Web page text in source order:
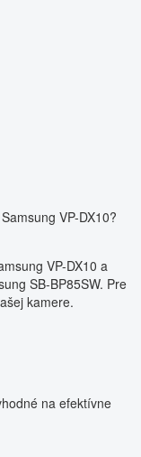
VP-DX10?
VP-DX10 a
SB-BP85SW. Pre
kamere.
na efektívne